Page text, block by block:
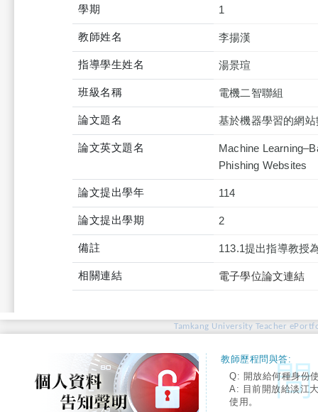
學期 1
教師姓名 李揚漢
指導學生姓名 湯景瑄
班級名稱 電機二智聯組
論文題名 基於機器學習的網
論文英文題名
Machine
Phishing Websites
論文提出學年 114
論文提出學期 2
備註 113.1提出指導教授
相關連結 電子學位論文連結
Tamkang University Teacher
教師歷程問與答:
Q: 開放給何種身份
A: 目前開放給淡江
使用。